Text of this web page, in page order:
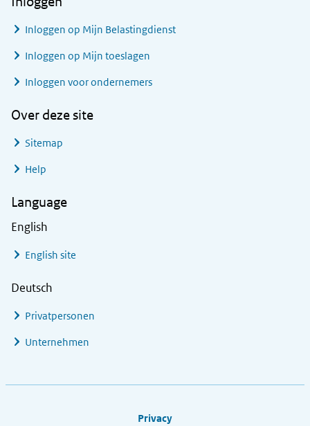
Inloggen op Mijn Belastingdienst
Inloggen op Mijn toeslagen
Inloggen voor ondernemers
Over deze site
Sitemap
Help
Language
English
English site
Deutsch
Privatpersonen
Unternehmen
Privacy